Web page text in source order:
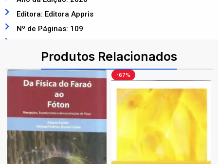
Editora: Editora Appris
Nº de Páginas: 109
Produtos Relacionados
-67%